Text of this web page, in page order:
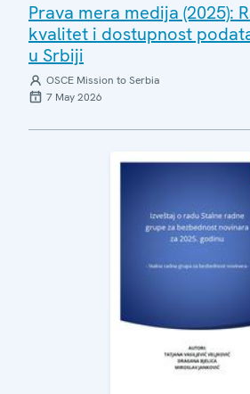
Prava mera medija (2025):
kvalitet i dostupnost
u Srbiji
OSCE Mission to Serbia
7 May 2026